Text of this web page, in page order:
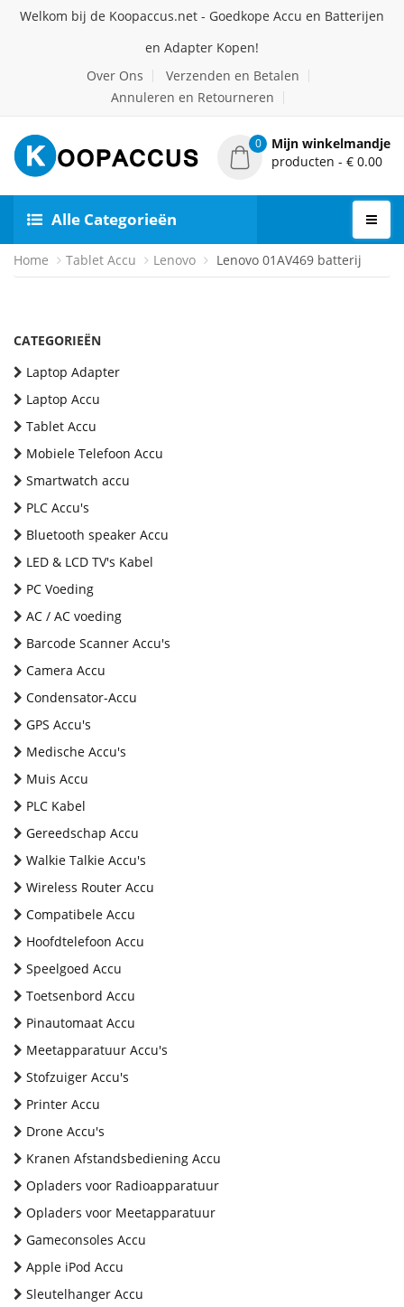
Welkom bij de Koopaccus.net - Goedkope Accu en Batterijen
en Adapter Kopen!
Over Ons
Verzenden en Betalen
Annuleren en Retourneren
0
Mijn winkelmandje
producten - € 0.00
Alle Categorieën
Home Tablet Accu Lenovo Lenovo 01AV469 batterij
CATEGORIEËN
Laptop Adapter
Laptop Accu
Tablet Accu
Mobiele Telefoon Accu
Smartwatch accu
PLC Accu's
Bluetooth speaker Accu
LED & LCD TV's Kabel
PC Voeding
AC / AC voeding
Barcode Scanner Accu's
Camera Accu
Condensator-Accu
GPS Accu's
Medische Accu's
Muis Accu
PLC Kabel
Gereedschap Accu
Walkie Talkie Accu's
Wireless Router Accu
Compatibele Accu
Hoofdtelefoon Accu
Speelgoed Accu
Toetsenbord Accu
Pinautomaat Accu
Meetapparatuur Accu's
Stofzuiger Accu's
Printer Accu
Drone Accu's
Kranen Afstandsbediening Accu
Opladers voor Radioapparatuur
Opladers voor Meetapparatuur
Gameconsoles Accu
Apple iPod Accu
Sleutelhanger Accu